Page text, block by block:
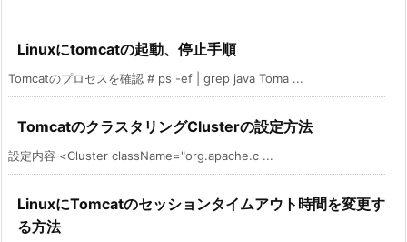
Linuxにtomcatの起動、停止手順
Tomcatのプロセスを確認 # ps -ef | grep java Toma ...
TomcatのクラスタリングClusterの設定方法
設定内容 <Cluster className="org.apache.c ...
LinuxにTomcatのセッションタイムアウト時間を変更す
る方法